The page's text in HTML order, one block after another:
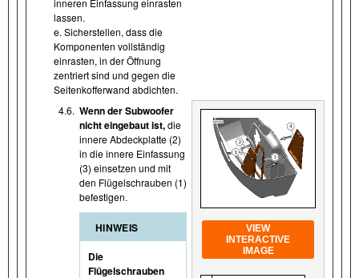
inneren Einfassung einrasten
lassen.
e. Sicherstellen, dass die
Komponenten vollständig
einrasten, in der Öffnung
zentriert sind und gegen die
Seitenkofferwand abdichten.
4.6. Wenn der Subwoofer
nicht eingebaut ist,die
innere Abdeckplatte (2)
in die innere Einfassung
(3) einsetzen und mit
den Flügelschrauben (1)
befestigen.
HINWEIS
Die
Flügelschrauben
VIEW
INTERACTIVE
IMAGE